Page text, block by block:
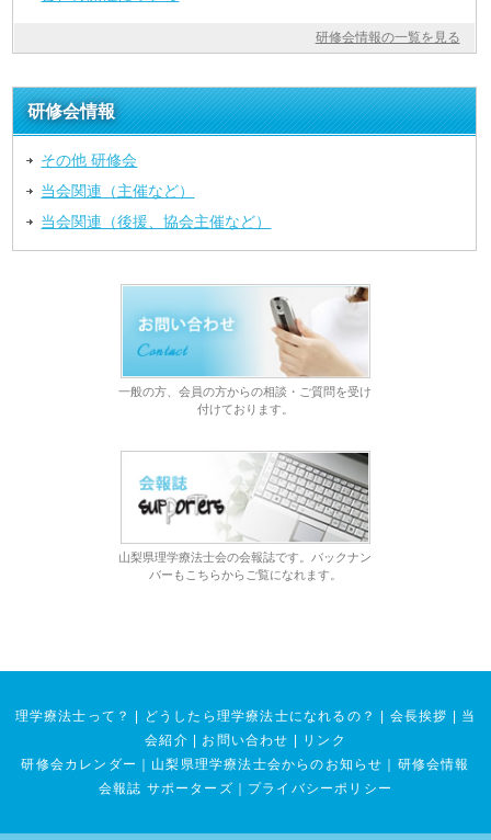
研修会情報の一覧を見る
研修会情報
その他 研修会
当会関連（主催など）
当会関連（後援、協会主催など）
一般の方、会員の方からの相談・ご質問を受け
付けております。
山梨県理学療法士会の会報誌です。バックナン
バーもこちらからご覧になれます。
理学療法士って？ どうしたら理学療法士になれるの？ 会長挨拶
当
会紹介
お問い合わせ
リンク
研修会カレンダー
山梨県理学療法士会からのお知らせ
研修会情報
会報誌 サポーターズ
プライバシーポリシー